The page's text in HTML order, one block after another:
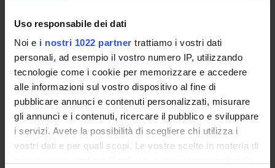
Uso responsabile dei dati
Noi e i nostri 1022 partner trattiamo i vostri dati
personali, ad esempio il vostro numero IP, utilizzando
tecnologie come i cookie per memorizzare e accedere
alle informazioni sul vostro dispositivo al fine di
pubblicare annunci e contenuti personalizzati, misurare
gli annunci e i contenuti, ricercare il pubblico e sviluppare
i servizi. Avete la possibilità di scegliere chi utilizza i
vostri dati e per quali scopi. Le vostre scelte in materia di
COURSES
PHD PROGRAMMES AND POSTGRADUATE
TRAINING
Contacts
People
Places